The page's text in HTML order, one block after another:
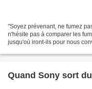
"Soyez prévenant, ne fumez
n'hésite pas à comparer les
jusqu'où iront-ils pour nous
Quand Sony sort